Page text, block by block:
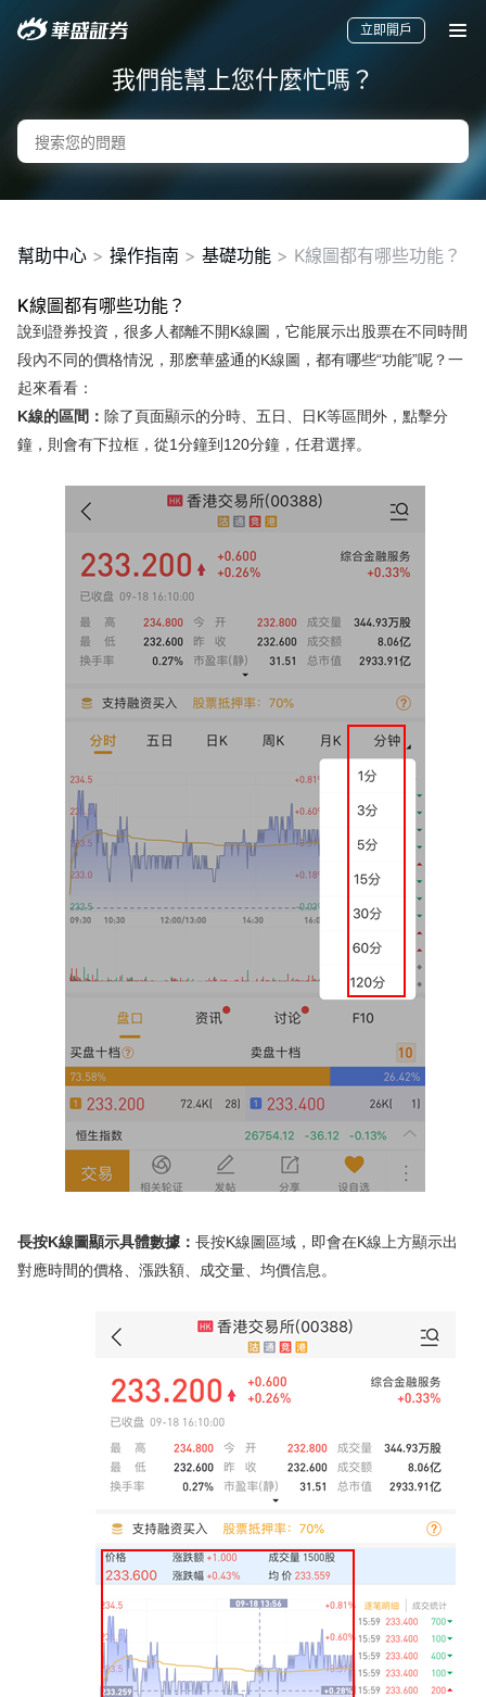
要聞
快訊
美股
港股
新股
華盛APls
低時延極速交易系統
概述
AM 資產管理服務
ECM 股權資本市場服務
FICC 固定收益、外匯和大宗商品服務
WM 財富管理服務
關於我們
媒體報導
立即開戶
我們能幫上您什麼忙嗎？
幫助中心 > 操作指南 > 基礎功能 > K線圖都有哪些功能？
K線圖都有哪些功能？
說到證券投資，很多人都離不開K線圖，它能展示出股票在不同時間
段內不同的價格情況，那麽華盛通的K線圖，都有哪些“功能”呢？一
起來看看：
K線的區間： 除了頁面顯示的分時、五日、日K等區間外，點擊分
鐘，則會有下拉框，從1分鐘到120分鐘，任君選擇。
長按K線圖顯示具體數據： 長按K線圖區域，即會在K線上方顯示出
對應時間的價格、漲跌額、成交量、均價信息。